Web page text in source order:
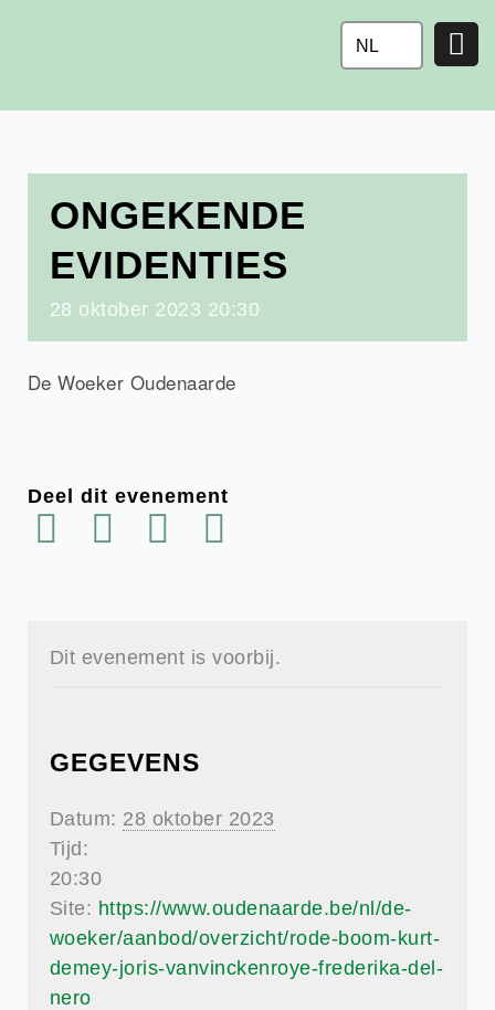
NL
ONGEKENDE
EVIDENTIES
28 oktober 2023 20:30
De Woeker Oudenaarde
Deel dit evenement
Dit evenement is voorbij.
GEGEVENS
Datum: 28 oktober 2023
Tijd:
20:30
Site: https://www.oudenaarde.be/nl/de-
woeker/aanbod/overzicht/rode-boom-kurt-
demey-joris-vanvinckenroye-frederika-del-
nero